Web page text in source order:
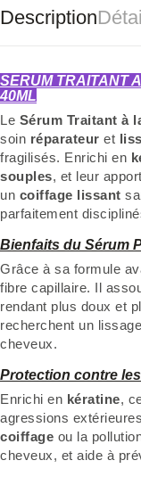
Description
SERUM TRAITANT
40ML
Le Sérum Traitant à
soin réparateur et
fragilisés. Enrichi en
souples, et leur
un coiffage lissant
parfaitement
Bienfaits du Sérum
Grâce à sa formule
fibre capillaire. Il
rendant plus doux et
recherchent un lissage
cheveux.
Protection contre
Enrichi en kératine,
agressions
coiffage ou la
cheveux, et aide à